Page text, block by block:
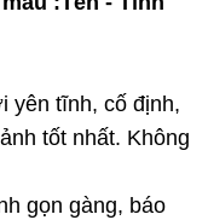
yên tĩnh, cố định,
tốt nhất. Không
gọn gàng, báo